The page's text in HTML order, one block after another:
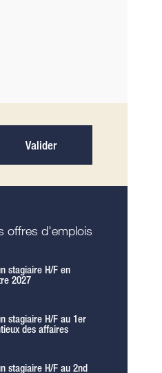
Valider
offres d'emplois
stagiaire H/F en
2027
stagiaire H/F au 1er
des affaires
stagiaire H/F au 2nd